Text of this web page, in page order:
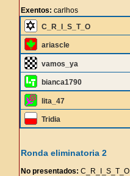
Exentos: carlhos
C_R_I_S_T_O
ariascle
vamos_ya
bianca1790
lita_47
Tridia
Ronda eliminatoria 2
No presentados: C_R_I_S_T_O